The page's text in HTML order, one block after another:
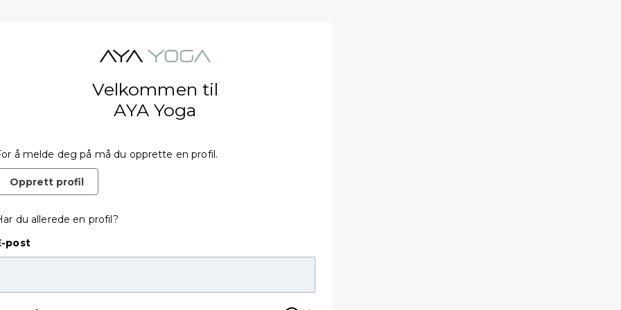
Velkommen til
AYA Yoga
å melde deg på må du opprette en profil.
Opprett profil
du allerede en profil?
post